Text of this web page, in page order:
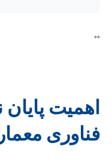
**
اهمیت
فناوری